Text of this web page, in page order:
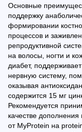
Основные
поддержку
формировании
процессов и
репродуктивной
на волосы, ногти и
диабет,
нервную систему,
оказывая
содержится 15 мг
Рекомендуется
качестве
от MyProtein на